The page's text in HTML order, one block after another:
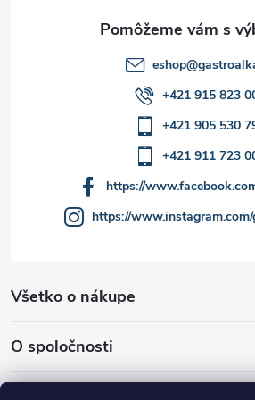
Všetko o nákupe
O spoločnosti
eshop@
+421 915 823
+421 905 530
+421 911 723
https://
https://